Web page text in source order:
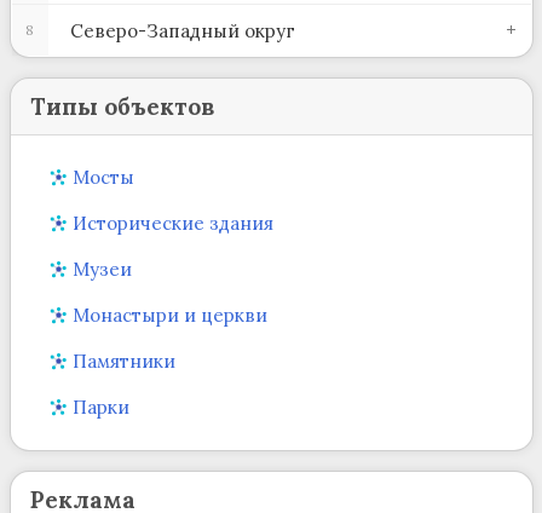
Северо-Западный округ
8
Типы объектов
Мосты
Исторические здания
Музеи
Монастыри и церкви
Памятники
Парки
Реклама